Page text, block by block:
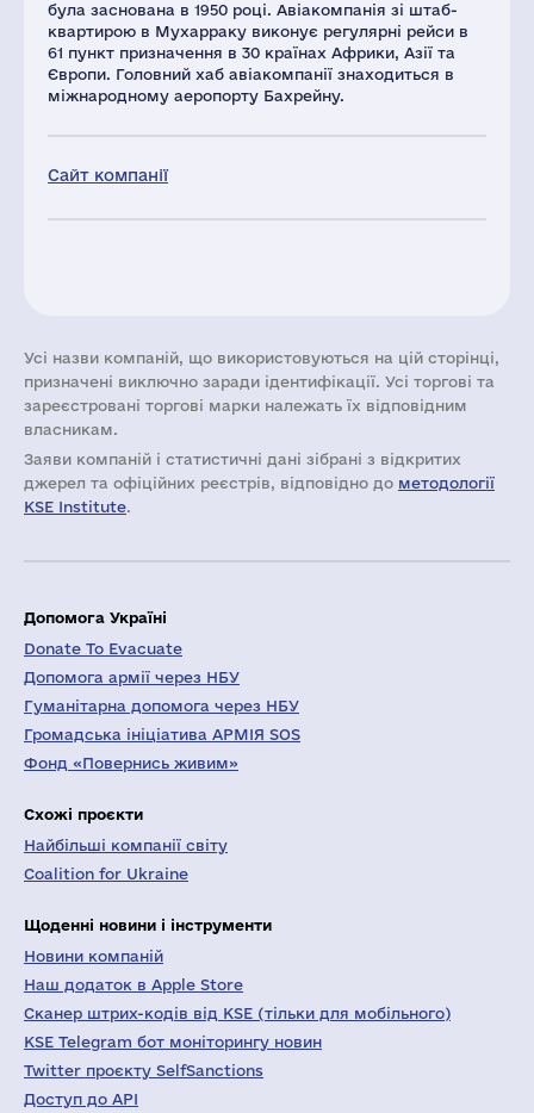
була заснована в 1950 році. Авіакомпанія зі штаб-
квартирою в Мухарраку виконує регулярні рейси в
61 пункт призначення в 30 країнах Африки, Азії та
Європи. Головний хаб авіакомпанії знаходиться в
міжнародному аеропорту Бахрейну.
Сайт компанії
Усі назви компаній, що використовуються на цій сторінці,
призначені виключно заради ідентифікації. Усі торгові та
зареєстровані торгові марки належать їх відповідним
власникам.
Заяви компаній i статистичні дані зібрані з відкритих
джерел та офіційних реєстрів, відповідно до методології
KSE Institute.
Допомога Україні
Donate To Evacuate
Допомога армії через НБУ
Гуманітарна допомога через НБУ
Громадська ініціатива АРМІЯ SOS
Фонд «Повернись живим»
Схожі проєкти
Найбільші компанії світу
Coalition for Ukraine
Щоденні новини і інструменти
Новини компаній
Наш додаток в Apple Store
Сканер штрих-кодів від KSE (тільки для мобільного)
KSE Telegram бот моніторингу новин
Twitter проєкту SelfSanctions
Доступ до API